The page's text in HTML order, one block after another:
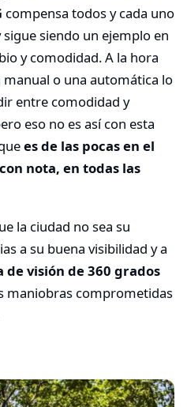
compensa todos y cada uno
siendo un ejemplo en
y comodidad. A la hora
manual o una automática lo
entre comodidad y
eso no es así con esta
es de las pocas en el
nota, en todas las
la ciudad no sea su
a su buena visibilidad y a
de visión de 360 grados
maniobras comprometidas